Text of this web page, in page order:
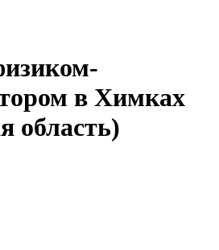
в Химках
область)